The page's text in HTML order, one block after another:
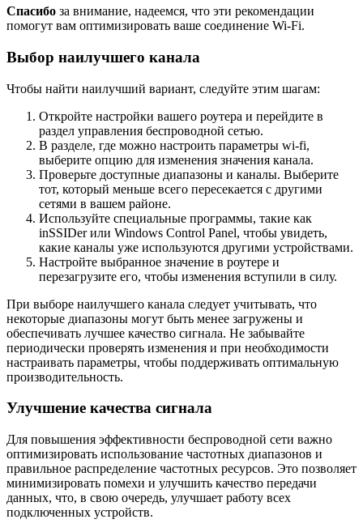
Спасибо за внимание, надеемся, что эти рекомендации
помогут вам оптимизировать ваше соединение Wi-Fi.
Выбор наилучшего канала
Чтобы найти наилучший вариант, следуйте этим шагам:
Откройте настройки вашего роутера и перейдите в
раздел управления беспроводной сетью.
В разделе, где можно настроить параметры wi-fi,
выберите опцию для изменения значения канала.
Проверьте доступные диапазоны и каналы. Выберите
тот, который меньше всего пересекается с другими
сетями в вашем районе.
Используйте специальные программы, такие как
inSSIDer или Windows Control Panel, чтобы увидеть,
какие каналы уже используются другими устройствами.
Настройте выбранное значение в роутере и
перезагрузите его, чтобы изменения вступили в силу.
При выборе наилучшего канала следует учитывать, что
некоторые диапазоны могут быть менее загружены и
обеспечивать лучшее качество сигнала. Не забывайте
периодически проверять изменения и при необходимости
настраивать параметры, чтобы поддерживать оптимальную
производительность.
Улучшение качества сигнала
Для повышения эффективности беспроводной сети важно
оптимизировать использование частотных диапазонов и
правильное распределение частотных ресурсов. Это позволяет
минимизировать помехи и улучшить качество передачи
данных, что, в свою очередь, улучшает работу всех
подключенных устройств.